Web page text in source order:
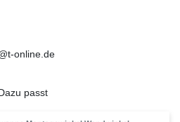
online.de
passt